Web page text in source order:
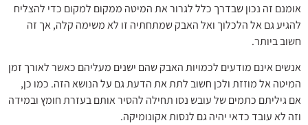
אומנם זה נכון שבדרך כלל לגרור את המיטה ממקום למקום כדי להצליח
להגיע גם אל הלכלוך ואל האבק שמתחתיה זו לא משימה קלה, אך זה
חשוב ביותר.
אנשים אינם מודעים לכמויות האבק שהם ישנים מעליהם כאשר לאורך זמן
המיטה אל מוזזת ולכן חשוב לתת את הדעת גם על הנושא הזה. כמו כן,
אם גיליתם כתמים של עובש נסו תחילה להסיר אותם בעזרת חומץ ובמידה
וזה לא עובד כדאי יהיה גם לנסות אקונומיקה.